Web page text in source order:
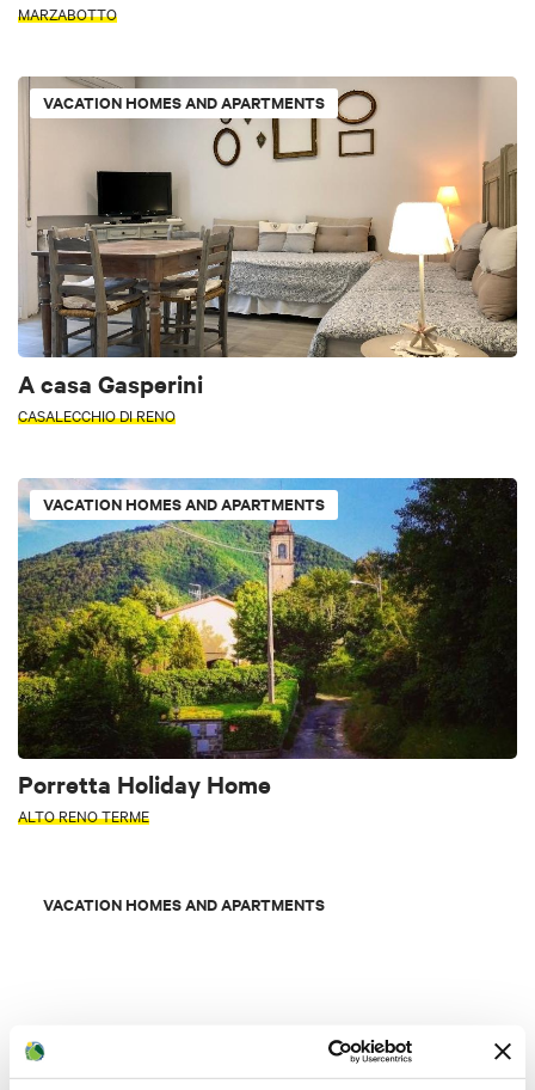
MARZABOTTO
VACATION HOMES AND APARTMENTS
A casa Gasperini
CASALECCHIO DI RENO
VACATION HOMES AND APARTMENTS
Porretta Holiday Home
ALTO RENO TERME
VACATION HOMES AND APARTMENTS